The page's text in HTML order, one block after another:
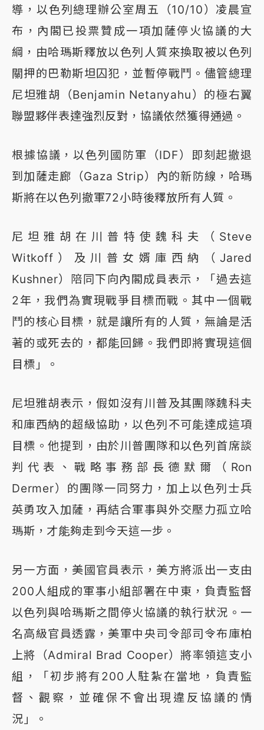
導，以色列總理辦公室周五（10/10）凌晨宣
布，內閣已投票贊成一項加薩停火協議的大
綱，由哈瑪斯釋放以色列人質來換取被以色列
關押的巴勒斯坦囚犯，並暫停戰鬥。儘管總理
尼坦雅胡（Benjamin Netanyahu）的極右翼
聯盟夥伴表達強烈反對，協議依然獲得通過。
根據協議，以色列國防軍（IDF）即刻起撤退
到加薩走廊（Gaza Strip）內的新防線，哈瑪
斯將在以色列撤軍72小時後釋放所有人質。
尼坦雅胡在川普特使魏科夫（Steve
Witkoff）及川普女婿庫西納（Jared
Kushner）陪同下向內閣成員表示，「過去這
2年，我們為實現戰爭目標而戰。其中一個戰
鬥的核心目標，就是讓所有的人質，無論是活
著的或死去的，都能回歸。我們即將實現這個
目標」。
尼坦雅胡表示，假如沒有川普及其團隊魏科夫
和庫西納的超級協助，以色列不可能達成這項
目標。他提到，由於川普團隊和以色列首席談
判代表、戰略事務部長德默爾（Ron
Dermer）的團隊一同努力，加上以色列士兵
英勇攻入加薩，再結合軍事與外交壓力孤立哈
瑪斯，才能夠走到今天這一步。
另一方面，美國官員表示，美方將派出一支由
200人組成的軍事小組部署在中東，負責監督
以色列與哈瑪斯之間停火協議的執行狀況。一
名高級官員透露，美軍中央司令部司令布庫柏
上將（Admiral Brad Cooper）將率領這支小
組，「初步將有200人駐紮在當地，負責監
督、觀察，並確保不會出現違反協議的情
況」。